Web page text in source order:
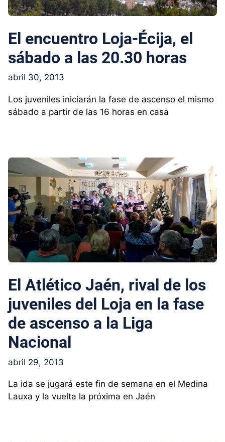
El encuentro Loja-Écija, el
sábado a las 20.30 horas
abril 30, 2013
Los juveniles iniciarán la fase de ascenso el mismo
sábado a partir de las 16 horas en casa
El Atlético Jaén, rival de los
juveniles del Loja en la fase
de ascenso a la Liga
Nacional
abril 29, 2013
La ida se jugará este fin de semana en el Medina
Lauxa y la vuelta la próxima en Jaén